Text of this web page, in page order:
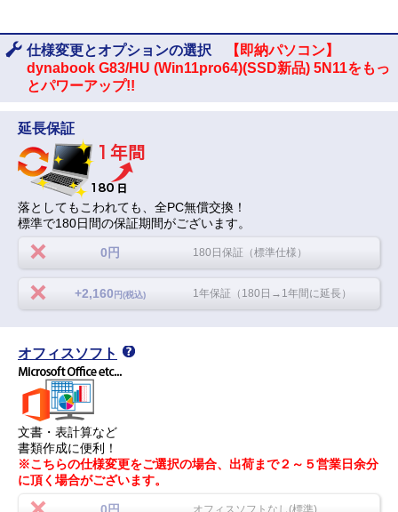
仕様変更とオプションの選択
【即納パソコン】
dynabook G83/HU (Win11pro64)(SSD新品) 5N11をもっ
とパワーアップ!!
延長保証
落としてもこわれても、全PC無償交換！
標準で180日間の保証期間がございます。
0円 180日保証（標準仕様）
+2,160 円(税込) 1年保証（180日→1年間に延長）
オフィスソフト
文書・表計算など
書類作成に便利！
※こちらの仕様変更をご選択の場合、出荷まで２～５営業日余分
に頂く場合がございます。